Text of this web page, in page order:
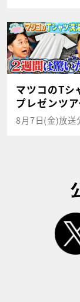
マツコのTシ
プレゼンツア
8月7日(金)放送